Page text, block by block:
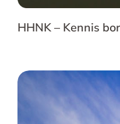
HHNK – Kennis